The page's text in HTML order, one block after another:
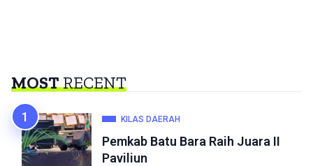
MOSTRECENT
KILAS DAERAH
Pemkab Batu Bara Raih Juara II
Paviliun